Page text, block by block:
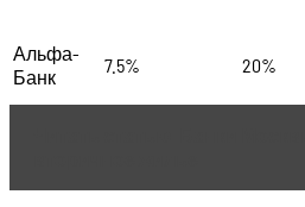
Альфа-
Банк
7.5% 20%